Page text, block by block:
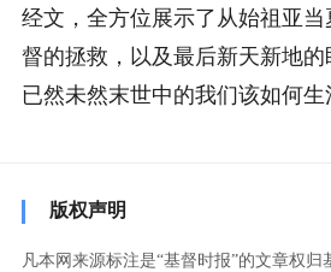
经文，全方位展示了从始祖亚
督的拯救，以及最后新天新地
已然未然末世中的我们该如何生
版权声明
凡本网来源标注是“基督时报”的文章权